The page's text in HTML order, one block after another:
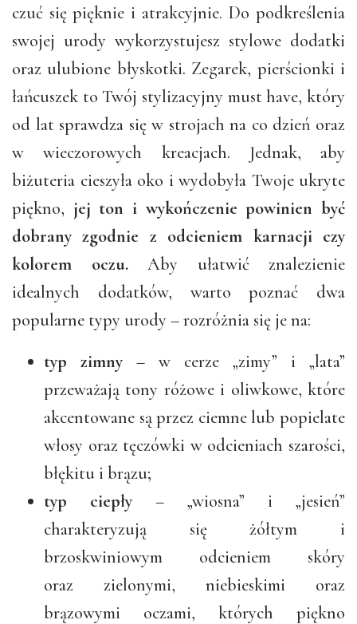
czuć się pięknie i atrakcyjnie. Do podkreślenia
swojej urody wykorzystujesz stylowe dodatki
oraz ulubione błyskotki. Zegarek, pierścionki i
łańcuszek to Twój stylizacyjny must have, który
od lat sprawdza się w strojach na co dzień oraz
w wieczorowych kreacjach. Jednak, aby
biżuteria cieszyła oko i wydobyła Twoje ukryte
piękno, jej ton i wykończenie powinien być
dobrany zgodnie z odcieniem karnacji czy
kolorem oczu.Aby ułatwić znalezienie
idealnych dodatków, warto poznać dwa
popularne typy urody – rozróżnia się je na:
typ zimny – w cerze „zimy” i „lata”
przeważają tony różowe i oliwkowe, które
akcentowane są przez ciemne lub popielate
włosy oraz tęczówki w odcieniach szarości,
błękitu i brązu;
typ ciepły – „wiosna” i „jesień”
charakteryzują się żółtym i
brzoskwiniowym odcieniem skóry
oraz zielonymi, niebieskimi oraz
brązowymi oczami, których piękno